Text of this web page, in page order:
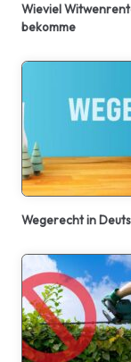
Wieviel
bekomme
Wegerecht in